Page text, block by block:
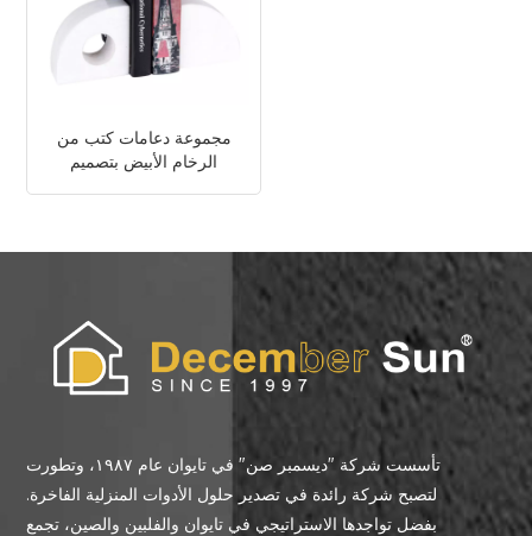
مجموعة دعامات كتب من
الرخام الأبيض بتصميم
تأسست شركة "ديسمبر صن" في تايوان عام ١٩٨٧، وتطورت
لتصبح شركة رائدة في تصدير حلول الأدوات المنزلية الفاخرة.
بفضل تواجدها الاستراتيجي في تايوان والفلبين والصين، تجمع